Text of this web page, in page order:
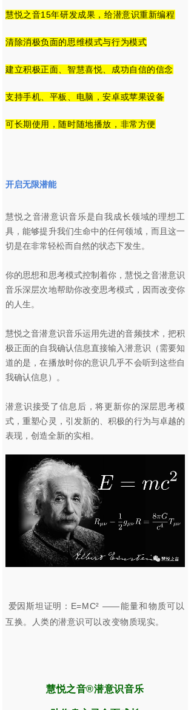
慧悦之音15年研发成果，给潜意识重新编程
清除消极负面的思维模式与行为模式
建立积极正面、智慧喜悦、成功自信的信念
支持手机、平板、电脑，安卓或苹果设备
可长期使用，随时随地播放，非常方便
开启无限潜能
慧悦之音潜意识音乐是自我成长领域的理想工
具，能够提升我们生命中的任何领域，而且这一
切是在非常轻松而自然的状态下发生。
你的思想和思考模式控制着你，慧悦之音潜意识
音乐深层次地帮助你改变思考模式，因而改变你
的人生。
慧悦之音潜意识音乐运用先进的音频技术，把积
极正面的自我确认信息直接输入潜意识（需要知
道的是，在播放时你的意识几乎不会听到这些自
我确认信息）。
潜意识接受了信息后，将更新你的深层思考模
式，重塑心灵，引发新的、积极的行为与卓越的
表现，创造全新的实相。
爱因斯坦证明： E=MC² ——能量和物质可以
互换。人类的潜意识可以改变物质现实。
慧悦之音®潜意识音乐